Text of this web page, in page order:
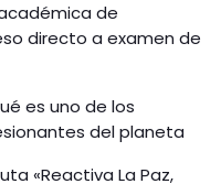
de
directo a examen de
es uno de los
del planeta
«Reactiva La Paz,